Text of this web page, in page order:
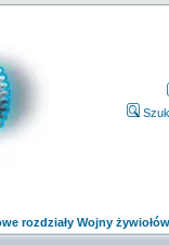
rozdziały Wojny